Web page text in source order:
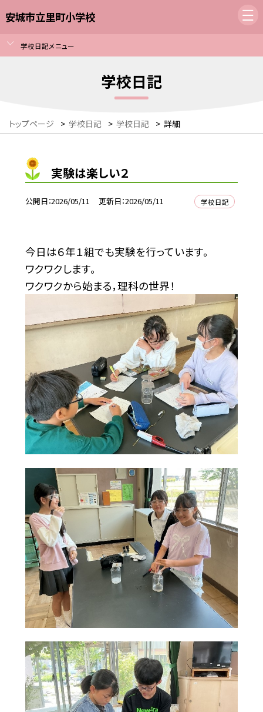
安城市立里町小学校
学校日記メニュー
学校日記
トップページ > 学校日記 > 学校日記 > 詳細
実験は楽しい２
公開日 2026/05/11 更新日 2026/05/11 学校日記
今日は６年１組でも実験を行っています。
ワクワクします。
ワクワクから始まる，理科の世界！